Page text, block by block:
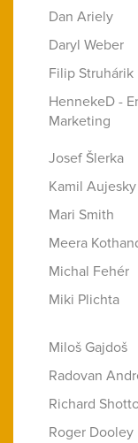
Dan Ariely
Daryl Weber
Filip Struhárik
HennekeD -
Marketing
Josef Šlerka
Kamil Aujesky
Mari Smith
Meera
Michal Fehér
Miki Plichta
Miloš Gajdoš
Radovan
Richard
Roger Dooley